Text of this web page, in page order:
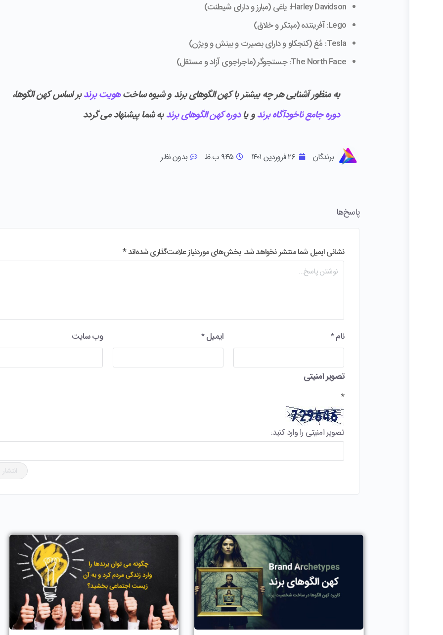
Harley Davidson: یاغی (مبارز و دارای شیطنت)
Lego: آفریننده (مبتکر و خلاق)
Tesla: مُغ (کنجکاو و دارای بصیرت و بینش و ویژن)
The North Face: جستجوگر (ماجراجوی آزاد و مستقل)
به منظور آشنایی هر چه بیشتر با کهن الگوهای برند و شیوه ساختهویت برندبر اساس کهن الگوها،
دوره جامع ناخودآگاه برندو یادوره کهن الگوهای برندبه شما پیشنهاد می گردد
برندگان ۲۶ فروردین ۱۴۰۱ ۹:۴۵ ب.ظ بدون نظر
پاسخ‌ها
نشانی ایمیل شما منتشر نخواهد شد. بخش‌های موردنیاز علامت‌گذاری شده‌اند*
نام* ایمیل* وب‌ سایت
تصویر امنیتی
*
تصویر امنیتی را وارد کنید: